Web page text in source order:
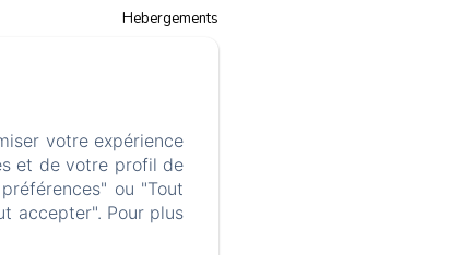
Hebergements
Infos pratiques
votre expérience
et de votre profil de
ou "Tout
accepter". Pour plus